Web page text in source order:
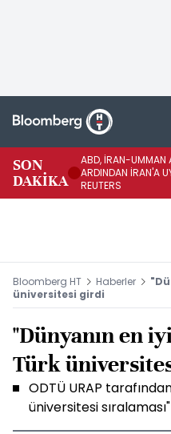
SON
DAKİKA
ABD, İRAN-UMMAN
ARDINDAN İRAN'A
REUTERS
Bloomberg HT Haberler
üniversitesi girdi
"Dünyanın en
Türk
ODTÜ URAP
üniversitesi